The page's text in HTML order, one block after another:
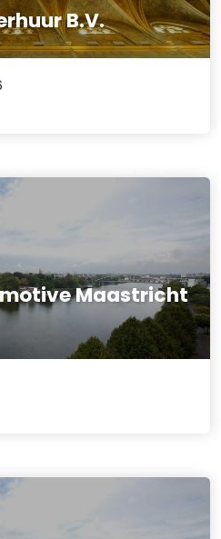
B.V.
Maastricht